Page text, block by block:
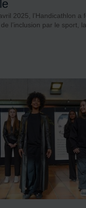
2025, l’Handicathlon a
l’inclusion par le sport,